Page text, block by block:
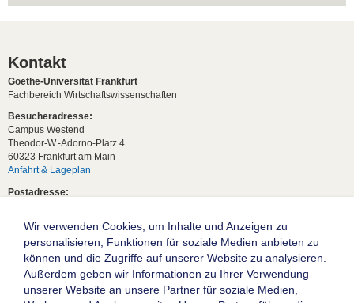
Kontakt
Goethe-Universität Frankfurt
Fachbereich Wirtschaftswissenschaften
Besucheradresse:
Campus Westend
Theodor-W.-Adorno-Platz 4
60323 Frankfurt am Main
Anfahrt & Lageplan
Postadresse:
Studentische Anfragen:
studium[at]wiwi.uni-frankfurt[dot]de
Allgemeine Anfragen:
dekanat02[at]wiwi.uni-frankfurt[dot]de
Wir verwenden Cookies, um Inhalte und Anzeigen zu
personalisieren, Funktionen für soziale Medien anbieten zu
können und die Zugriffe auf unserer Website zu analysieren.
Außerdem geben wir Informationen zu Ihrer Verwendung
unserer Website an unsere Partner für soziale Medien,